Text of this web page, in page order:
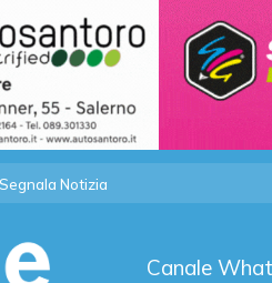
Segnala Notizia
Canale